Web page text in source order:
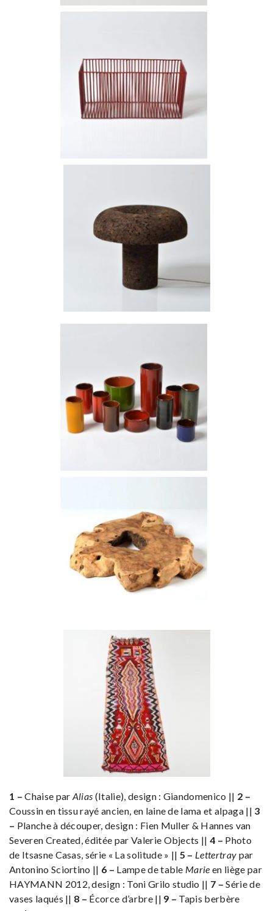
1 – Chaise par Alias (Italie), design : Giandomenico || 2 –
Coussin en tissu rayé ancien, en laine de lama et alpaga || 3
– Planche à découper, design : Fien Muller & Hannes van
Severen Created, éditée par Valerie Objects ||4 – Photo
de Itsasne Casas, série « La solitude » || 5 – Lettertray par
Antonino Sciortino || 6 – Lampe de table Marie en liège par
HAYMANN 2012, design : Toni Grilo studio || 7 – Série de
vases laqués || 8 – Écorce d’arbre || 9 – Tapis berbère